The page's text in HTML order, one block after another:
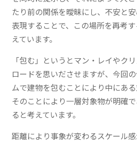
たり前の関係を曖昧にし、不安と
表現することで、この場所を再考
えています。
「包む」というとマン・レイやク
ロードを思いださせますが、今回
ムで建物を包むことにより中にある
そのことにより一層対象物が明確
ると考えています。
距離により事象が変わるスケール